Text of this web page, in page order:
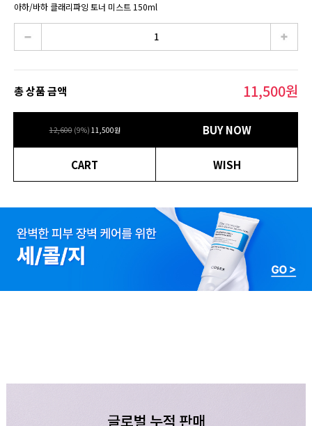
아하/바하 클래리파잉 토너 미스트 150ml
총 상품 금액 11,500원
12,600 (9%) 11,500원 BUY NOW
CART WISH